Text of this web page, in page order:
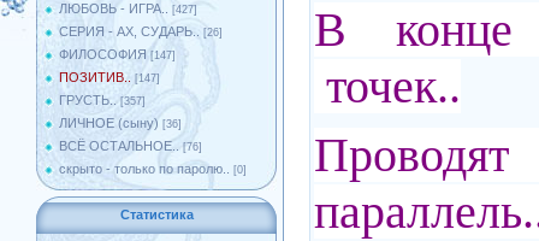
ЛЮБОВЬ - ИГРА.. [427]
СЕРИЯ - АХ, СУДАРЬ.. [26]
ФИЛОСОФИЯ [147]
ПОЗИТИВ.. [147]
ГРУСТЬ.. [357]
ЛИЧНОЕ (сыну) [36]
ВСЁ ОСТАЛЬНОЕ.. [76]
скрыто - только по паролю.. [0]
Статистика
В конце
точек..